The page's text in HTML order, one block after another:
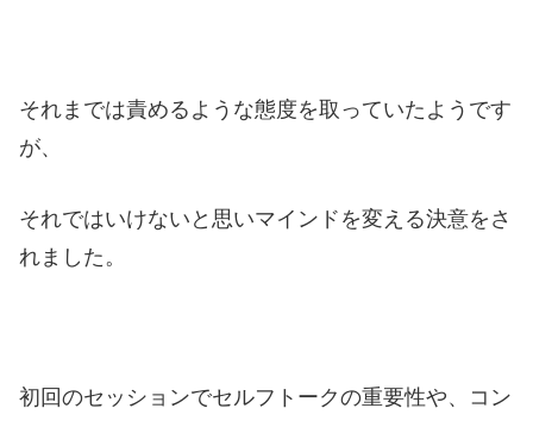
それまでは責めるような態度を取っていたようです
が、
それではいけないと思いマインドを変える決意をさ
れました。
初回のセッションでセルフトークの重要性や、コン